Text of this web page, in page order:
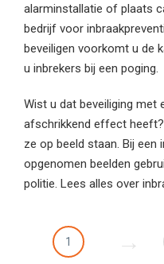
alarminstallatie of plaats
bedrijf voor
beveiligen voorkomt u de
u inbrekers bij een poging.
Wist u dat beveiliging met
afschrikkend effect
ze op beeld staan. Bij een
opgenomen beelden
politie. Lees alles over
1